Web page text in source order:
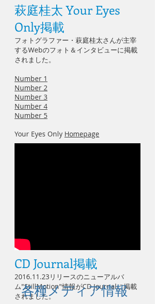
萩庭桂太 Your Eyes
Only掲載
フォトグラファー・萩庭桂太さんが主宰
するWebのフォト＆インタビューに掲載
されました。
Number 1
Number 2
Number 3
Number 4
Number 5
Your Eyes Only Homepage
CD Journal掲載
2016.11.23 リリースのニューアルバ
ム"StillMotion"情報がCD Journalに掲載
されました。
各種メディア情報